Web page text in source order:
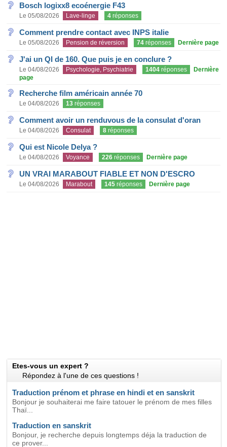
Bosch logixx8 ecoénergie F43
Le 05/08/2026 Lave-linge 4 réponses
Comment prendre contact avec INPS italie
Le 05/08/2026 Pension de réversion 74 réponses Dernière page
J'ai un QI de 160. Que puis je en conclure ?
Le 04/08/2026 Psychologie, Psychiatrie 1404 réponses
Dernière
page
Recherche film américain année 70
Le 04/08/2026 13 réponses
Comment avoir un renduvous de la consulat d'oran
Le 04/08/2026 Consulat 8 réponses
Qui est Nicole Delya ?
Le 04/08/2026 Voyance 226 réponses Dernière page
UN VRAI MARABOUT FIABLE ET NON D'ESCRO
Le 04/08/2026 Marabout 145 réponses Dernière page
Etes-vous un expert ?
Répondez à l'une de ces questions !
Traduction prénom et phrase en hindi et en sanskrit
Bonjour je souhaiterai me faire tatouer le prénom de mes filles
Thaï...
Traduction en sanskrit
Bonjour, je recherche depuis longtemps déja la traduction de
ce prover...